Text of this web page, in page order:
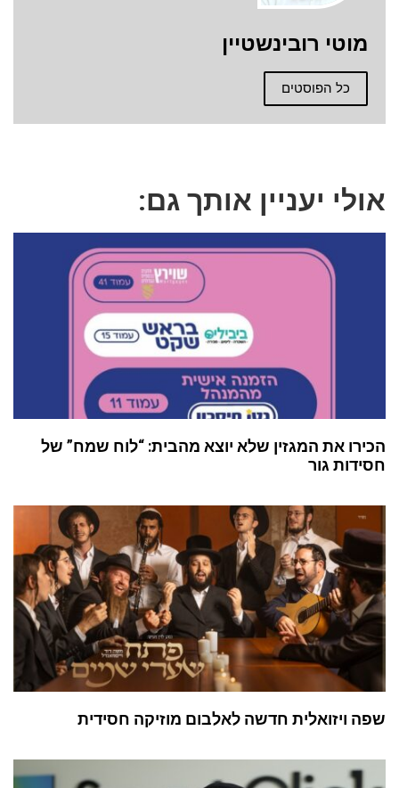
מוטי רובינשטיין
כל הפוסטים
אולי יעניין אותך גם:
הכירו את המגזין שלא יוצא מהבית: “לוח שמח” של
חסידות גור
שפה ויזואלית חדשה לאלבום מוזיקה חסידית